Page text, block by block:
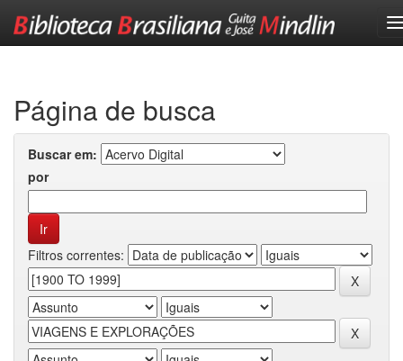
Página de busca
Buscar em:
por
Filtros correntes: